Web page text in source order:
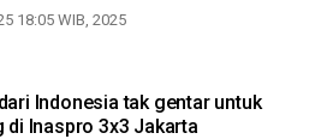
18:05 WIB, 2025
Indonesia tak gentar untuk
di Inaspro 3x3 Jakarta